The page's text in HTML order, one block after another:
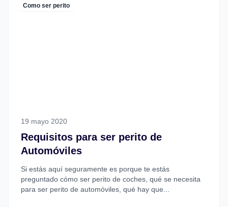
Como ser perito
19 mayo 2020
Requisitos para ser perito de
Automóviles
Si estás aquí seguramente es porque te estás
preguntado cómo ser perito de coches, qué se necesita
para ser perito de automóviles, qué hay que...